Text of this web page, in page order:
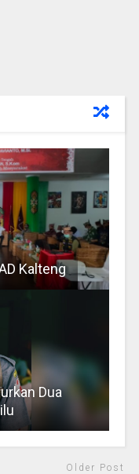
Kalteng
Dua
Older Post